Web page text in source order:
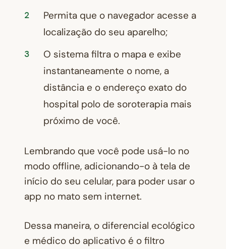
Permita que o navegador acesse a
localização do seu aparelho;
O sistema filtra o mapa e exibe
instantaneamente o nome, a
distância e o endereço exato do
hospital polo de soroterapia mais
próximo de você.
Lembrando que você pode usá-lo no
modo offline, adicionando-o à tela de
início do seu celular, para poder usar o
app no mato sem internet.
Dessa maneira, o diferencial ecológico
e médico do aplicativo é o filtro